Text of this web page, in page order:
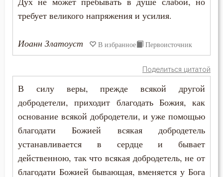
Осуждение
Печаль
Плач
требует великого напряжения и усилия.
Иоанн Златоуст В избранное Первоисточник
Поделиться цитатой
В силу веры, прежде всякой другой
добродетели, приходит благодать Божия, как
основание всякой добродетели, и уже помощью
благодати Божией всякая добродетель
устанавливается в сердце и бывает
действенною, так что всякая добродетель, не от
благодати Божией бывающая, вменяется у Бога